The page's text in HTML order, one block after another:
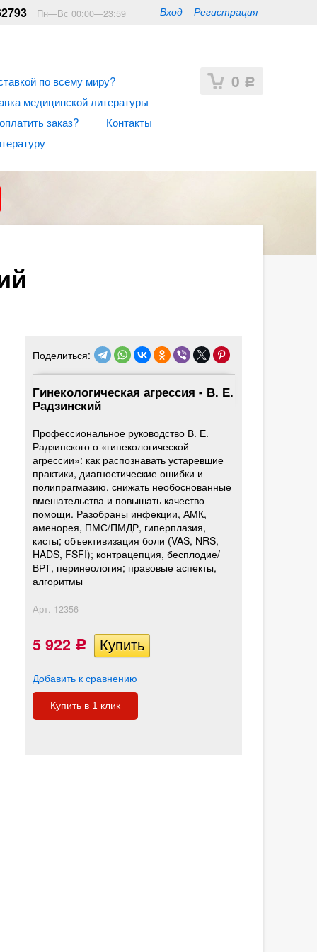
Вход Регистрация
Пн—Вс 00:00—23:59
0 Р
по всему миру?
медицинской литературы
заказ?
Контакты
Поделиться:
Гинекологическая агрессия - В. Е.
Радзинский
Профессиональное руководство В. Е.
Радзинского о «гинекологической
агрессии»: как распознавать устаревшие
практики, диагностические ошибки и
полипрагмазию, снижать необоснованные
вмешательства и повышать качество
помощи. Разобраны инфекции, АМК,
аменорея, ПМС/ПМДР, гиперплазия,
кисты; объективизация боли (VAS, NRS,
HADS, FSFI); контрацепция, бесплодие/
ВРТ, перинеология; правовые аспекты,
алгоритмы
Арт. 12356
5 922 Р
Добавить к сравнению
Купить в 1 клик